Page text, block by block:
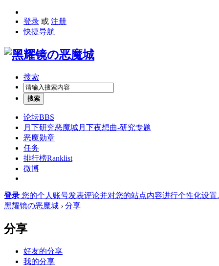
登录 或 注册
快捷导航
搜索
搜索
论坛BBS
月下研究恶魔城月下夜想曲-研究专题
恶魔勋章
任务
排行榜Ranklist
微博
登录 您的个人账号发表评论并对您的站点内容进行个性化设置
黑耀镜の恶魔城 › 分享
分享
好友的分享
我的分享